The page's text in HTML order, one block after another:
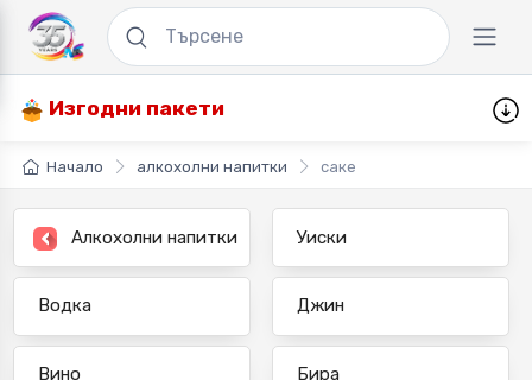
Изгодни пакети
Начало алкохолни напитки саке
Алкохолни напитки Уиски
Водка Джин
Вино Бира